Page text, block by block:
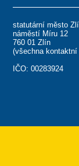
statutární město
náměstí Míru 12
760 01 Zlín
(všechna
IČO: 00283924